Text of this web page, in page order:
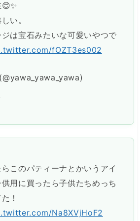
い。
は宝石みたいな可愛いやつで
fOZT3es002
このパティーナとかいうアイ
用に買ったら子供たちめっち
！
Na8XVjHoF2